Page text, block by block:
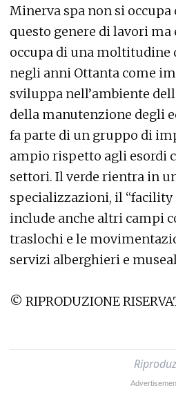
Minerva spa non si
questo genere di lavori ma
occupa di una moltitudine
negli anni Ottanta come
sviluppa nell’ambiente
della manutenzione degli
fa parte di un gruppo di
ampio rispetto agli esordi
settori. Il verde rientra in
specializzazioni, il “facility
include anche altri campi
traslochi e le
servizi alberghieri e
© RIPRODUZIONE